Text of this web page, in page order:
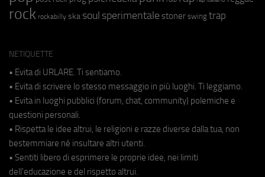
rock rockabilly ska soul sperimentale stoner swing trap
NETIQUETTE
• Evita di URLARE. Ti sentiamo.
• Evita di scrivere lo stesso messaggio in più luoghi. Ti leggiamo.
• Evita in luoghi pubblici (forum, chat, community) polemiche e
questioni personali.
• Rispetta le idee altrui, le religioni e razze diverse dalla tua, non
bestemmiare né insultare altri utenti.
• Sentiti libero di esprimere le proprie idee, nei limiti
dell'educazione e del rispetto altrui.